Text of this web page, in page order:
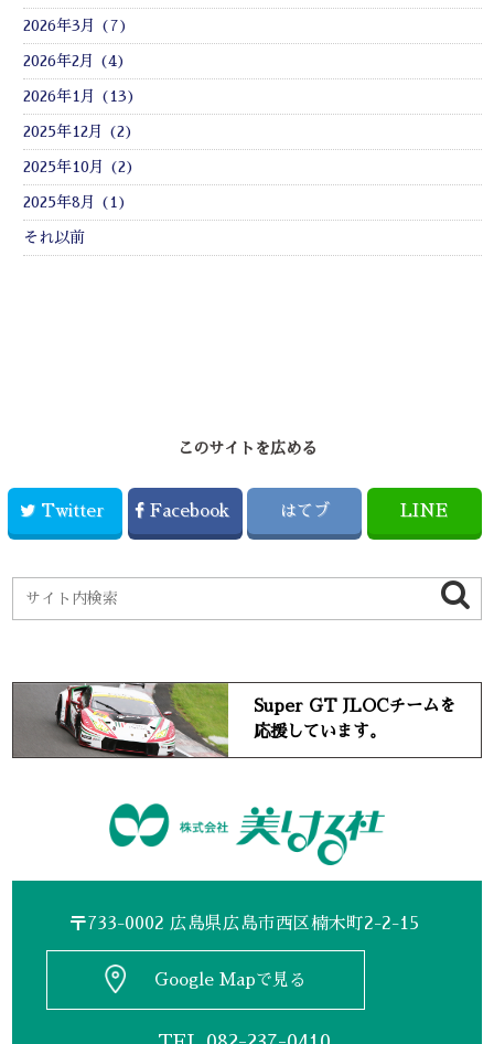
2026年3月 (7)
2026年2月 (4)
2026年1月 (13)
2025年12月 (2)
2025年10月 (2)
2025年8月 (1)
それ以前
このサイトを広める
Twitter Facebook はてブ LINE
Super GT JLOCチームを
応援しています。
〒733-0002 広島県広島市西区楠木町2-2-15
Google Mapで見る